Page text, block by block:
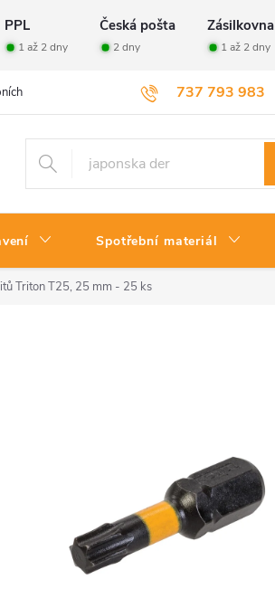
PPL Česká pošta Zásilkovna
1 až 2 dny 2 dny 1 až 2 dny
737 793 983
údajů Velkoobchod Vrácení zboží
Spotřební materiál
Triton T25, 25 mm - 25 ks